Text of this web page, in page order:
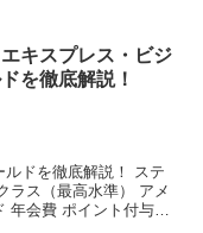
キスプレス・ビジ
を徹底解説！
ドを徹底解説！ ステ
ラス（最高水準） アメ
年会費 ポイント付与率